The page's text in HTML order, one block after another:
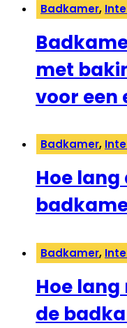
Badkamer,
met
voor een
Badkamer,
Hoe
Badkamer,
Hoe
de